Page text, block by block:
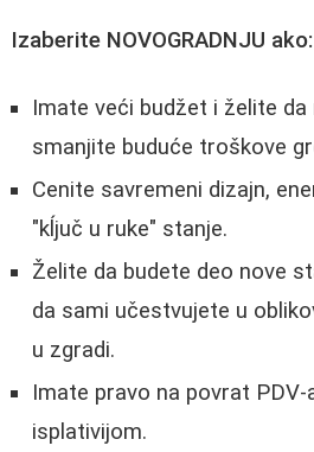
Izaberite NOVOGRADNJU ako:
Imate veći budžet i želite da
smanjite buduće troškove
Cenite savremeni dizajn,
"kĺjuč u ruke" stanje.
Želite da budete deo nove
da sami učestvujete u
u zgradi.
Imate pravo na povrat
isplativijom.